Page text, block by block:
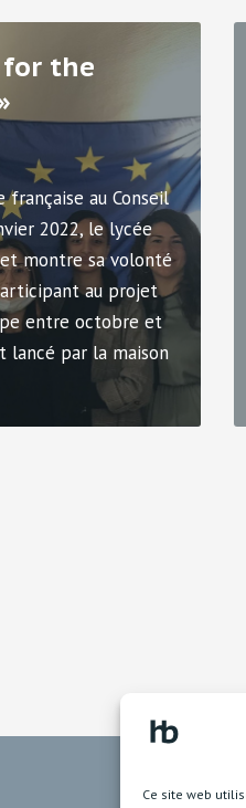
Ce site web
for the
française au Conseil
2022, le lycée
montre sa volonté
au projet
entre octobre et
lancé par la maison